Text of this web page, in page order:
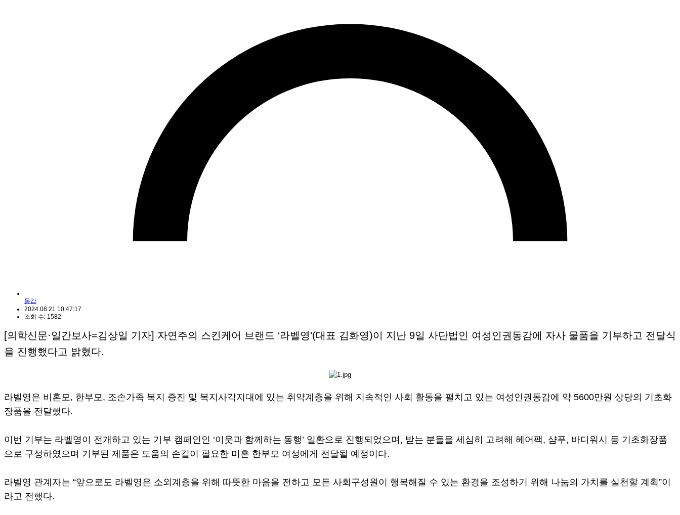
동감
2024.08.21 10:47:17
조회 수: 1582
[의학신문·일간보사=김상일 기자] 자연주의 스킨케어 브랜드 ‘라벨영’(대표 김화영)이 지난 9일 사단법인 여성인권동감에 자사 물품을 기부하고 전달식
을 진행했다고 밝혔다.
라벨영은 비혼모, 한부모, 조손가족 복지 증진 및 복지사각지대에 있는 취약계층을 위해 지속적인 사회 활동을 펼치고 있는 여성인권동감에 약 5600만원 상당의 기초화
장품을 전달했다.
이번 기부는 라벨영이 전개하고 있는 기부 캠페인인 ‘이웃과 함께하는 동행’ 일환으로 진행되었으며, 받는 분들을 세심히 고려해 헤어팩, 샴푸, 바디워시 등 기초화장품
으로 구성하였으며 기부된 제품은 도움의 손길이 필요한 미혼 한부모 여성에게 전달될 예정이다.
라벨영 관계자는 “앞으로도 라벨영은 소외계층을 위해 따뜻한 마음을 전하고 모든 사회구성원이 행복해질 수 있는 환경을 조성하기 위해 나눔의 가치를 실천할 계획”이
라고 전했다.